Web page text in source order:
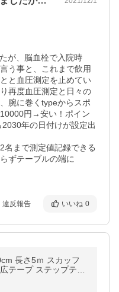
が、脳血栓で入院時
う事と、これまで飲用
と血圧測定を止めてい
再度血圧測定と日々の
腕に巻くtypeからスポ
円→安い！ポイン
年の日付けが設定出
名まで測定値記録できる
ずテーブルの端に
違反報告 いいね 0
長さ5ｍ スカッフ
テープ ステップテー
テップ保護